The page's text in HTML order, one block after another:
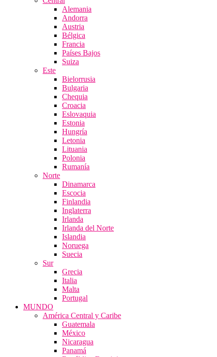
Alemania
Andorra
Austria
Bélgica
Francia
Países Bajos
Suiza
Este
Bielorrusia
Bulgaria
Chequia
Croacia
Eslovaquia
Estonia
Hungría
Letonia
Lituania
Polonia
Rumanía
Norte
Dinamarca
Escocia
Finlandia
Inglaterra
Irlanda
Irlanda del Norte
Islandia
Noruega
Suecia
Sur
Grecia
Italia
Malta
Portugal
MUNDO
América Central y Caribe
Guatemala
México
Nicaragua
Panamá